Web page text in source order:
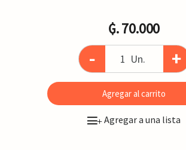
₲. 70.000
- Un. +
Agregar al carrito
+Agregar a una lista